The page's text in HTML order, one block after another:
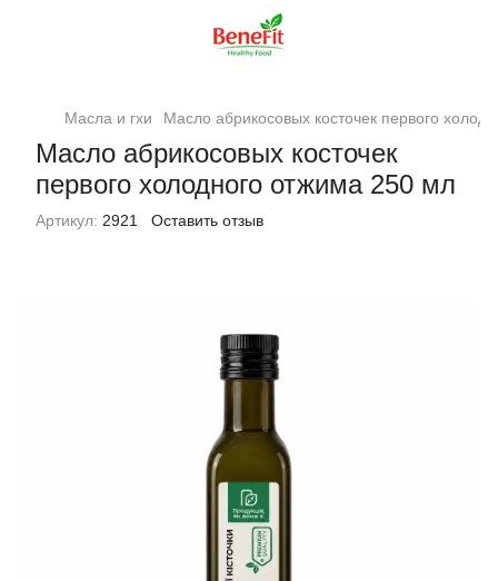
Масла и гхи Масло абрикосовых косточек первого
Масло абрикосовых косточек
первого холодного отжима 250 мл
Артикул: 2921 Оставить отзыв